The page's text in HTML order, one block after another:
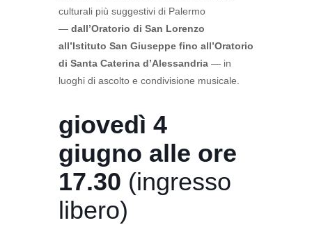
culturali più suggestivi di Palermo
— dall’Oratorio di San Lorenzo
all’Istituto San Giuseppe fino all’Oratorio
di Santa Caterina d’Alessandria — in
luoghi di ascolto e condivisione musicale.
giovedì 4
giugno alle ore
17.30 (ingresso
libero)